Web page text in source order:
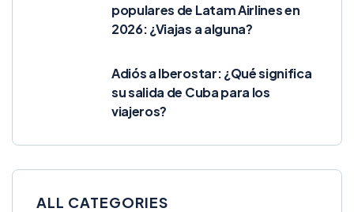
populares de Latam Airlines en
2026: ¿Viajas a alguna?
Adiós a Iberostar: ¿Qué significa
su salida de Cuba para los
viajeros?
ALL CATEGORIES